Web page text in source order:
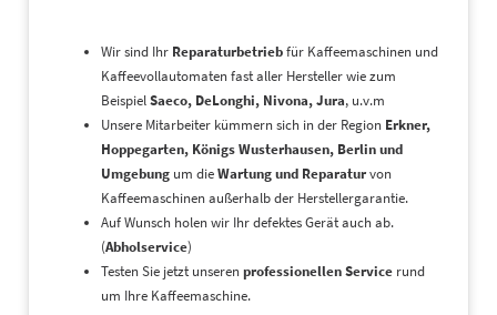
Wir sind Ihr Reparaturbetriebfür Kaffeemaschinen und
Kaffeevollautomaten fast aller Hersteller wie zum
BeispielSaeco, DeLonghi, Nivona, Jura, u.v.m
Unsere Mitarbeiter kümmern sich in der Region Erkner,
Hoppegarten, Königs Wusterhausen, Berlin und
Umgebung um dieWartung und Reparaturvon
Kaffeemaschinen außerhalb der Herstellergarantie.
Auf Wunsch holen wir Ihr defektes Gerät auch ab.
(Abholservice)
Testen Sie jetzt unserenprofessionellen Service rund
um Ihre Kaffeemaschine.